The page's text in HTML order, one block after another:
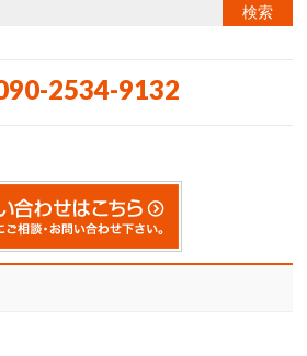
2534-9132